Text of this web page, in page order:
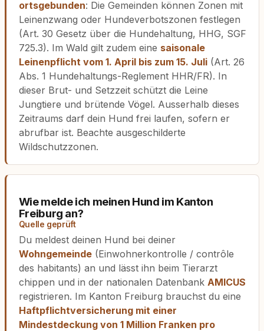
ortsgebunden: Die Gemeinden können Zonen mit
Leinenzwang oder Hundeverbotszonen festlegen
(Art. 30 Gesetz über die Hundehaltung, HHG, SGF
725.3). Im Wald gilt zudem eine saisonale
Leinenpflicht vom 1. April bis zum 15. Juli(Art. 26
Abs. 1 Hundehaltungs-Reglement HHR/FR). In
dieser Brut- und Setzzeit schützt die Leine
Jungtiere und brütende Vögel. Ausserhalb dieses
Zeitraums darf dein Hund frei laufen, sofern er
abrufbar ist. Beachte ausgeschilderte
Wildschutzzonen.
Wie melde ich meinen Hund im Kanton
Freiburg an?
Quelle geprüft
Du meldest deinen Hund bei deiner
Wohngemeinde(Einwohnerkontrolle / contrôle
des habitants) an und lässt ihn beim Tierarzt
chippen und in der nationalen Datenbank AMICUS
registrieren. Im Kanton Freiburg brauchst du eine
Haftpflichtversicherung mit einer
Mindestdeckung von 1 Million Franken pro